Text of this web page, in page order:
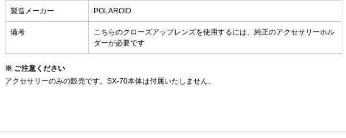
製造メーカー POLAROID
備考
こちらのクローズアップレンズを使用するには、純正のアクセサリーホル
ダーが必要です
※ ご注意ください
アクセサリーのみの販売です。SX-70本体は付属いたしません。